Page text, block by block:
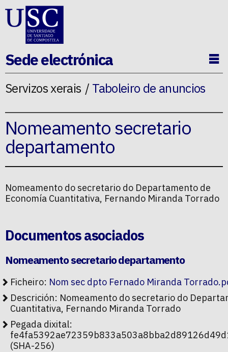
Ir ao contido da p�xina
Sede electrónica
Servizos xerais Taboleiro de anuncios
Nomeamento secretario
departamento
Nomeamento do secretario do Departamento de
Economía Cuantitativa, Fernando Miranda Torrado
Documentos asociados
Nomeamento secretario departamento
Ficheiro: Nom sec dpto Fernado Miranda
Descrición: Nomeamento do secretario do
Cuantitativa, Fernando Miranda Torrado
Pegada dixital:
(SHA-256)